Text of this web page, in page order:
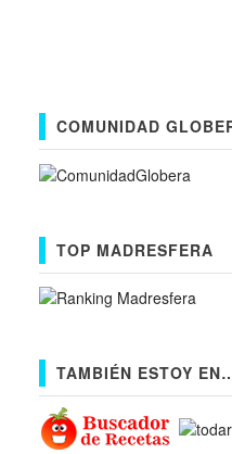
COMUNIDAD
TOP MADRESFERA
TAMBIÉN ESTOY